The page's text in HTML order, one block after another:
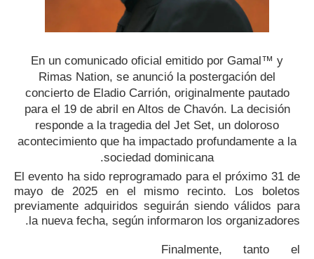
En un comunicado oficial emitido por Gamal™ y
Rimas Nation, se anunció la postergación del
concierto de Eladio Carrión, originalmente pautado
para el 19 de abril en Altos de Chavón. La decisión
responde a la tragedia del Jet Set, un doloroso
acontecimiento que ha impactado profundamente a la
sociedad dominicana.
El evento ha sido reprogramado para el próximo 31 de
mayo de 2025 en el mismo recinto. Los boletos
previamente adquiridos seguirán siendo válidos para
la nueva fecha, según informaron los organizadores.
Finalmente, tanto el